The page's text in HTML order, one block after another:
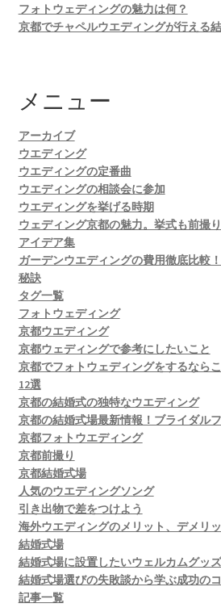
フォトウェディングの魅力は何？
京都でチャペルウエディングが行える
メニュー
アーカイブ
ウエディング
ウエディングの定番曲
ウエディングの相談会に参加
ウエディングを挙げる時期
ウェディング京都の魅力。挙式も前撮
アイデア集
ガーデンウエディングの費用徹底比較
秘訣
タグ一覧
フォトウェディング
京都ウエディング
京都ウェディングで参考にしたいこと
京都でフォトウェディングをするなら
12選
京都の結婚式の独特なウエディング
京都の結婚式場最新情報！ブライダル
京都フォトウエディング
京都前撮り
京都結婚式場
人気のウエディングソング
引き出物で差をつけよう
海外ウエディングのメリット、デメリ
結婚式場
結婚式場に設置したいウェルカムグッズ
結婚式場選びの失敗談から学ぶ成功の
記事一覧